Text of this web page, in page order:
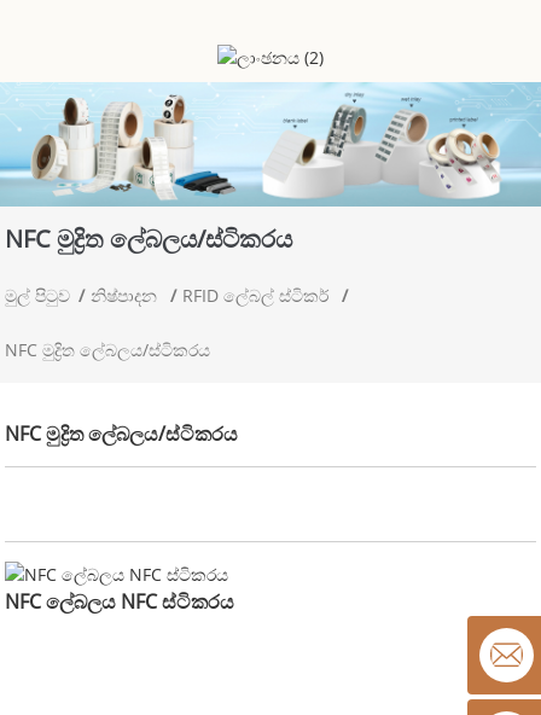
NFC මුද්‍රිත ලේබලය/ස්ටිකරය
මුල් පිටුව නිෂ්පාදන RFID ලේබල් ස්ටිකර්
NFC මුද්‍රිත ලේබලය/ස්ටිකරය
NFC මුද්‍රිත ලේබලය/ස්ටිකරය
NFC ලේබලය NFC ස්ටිකරය